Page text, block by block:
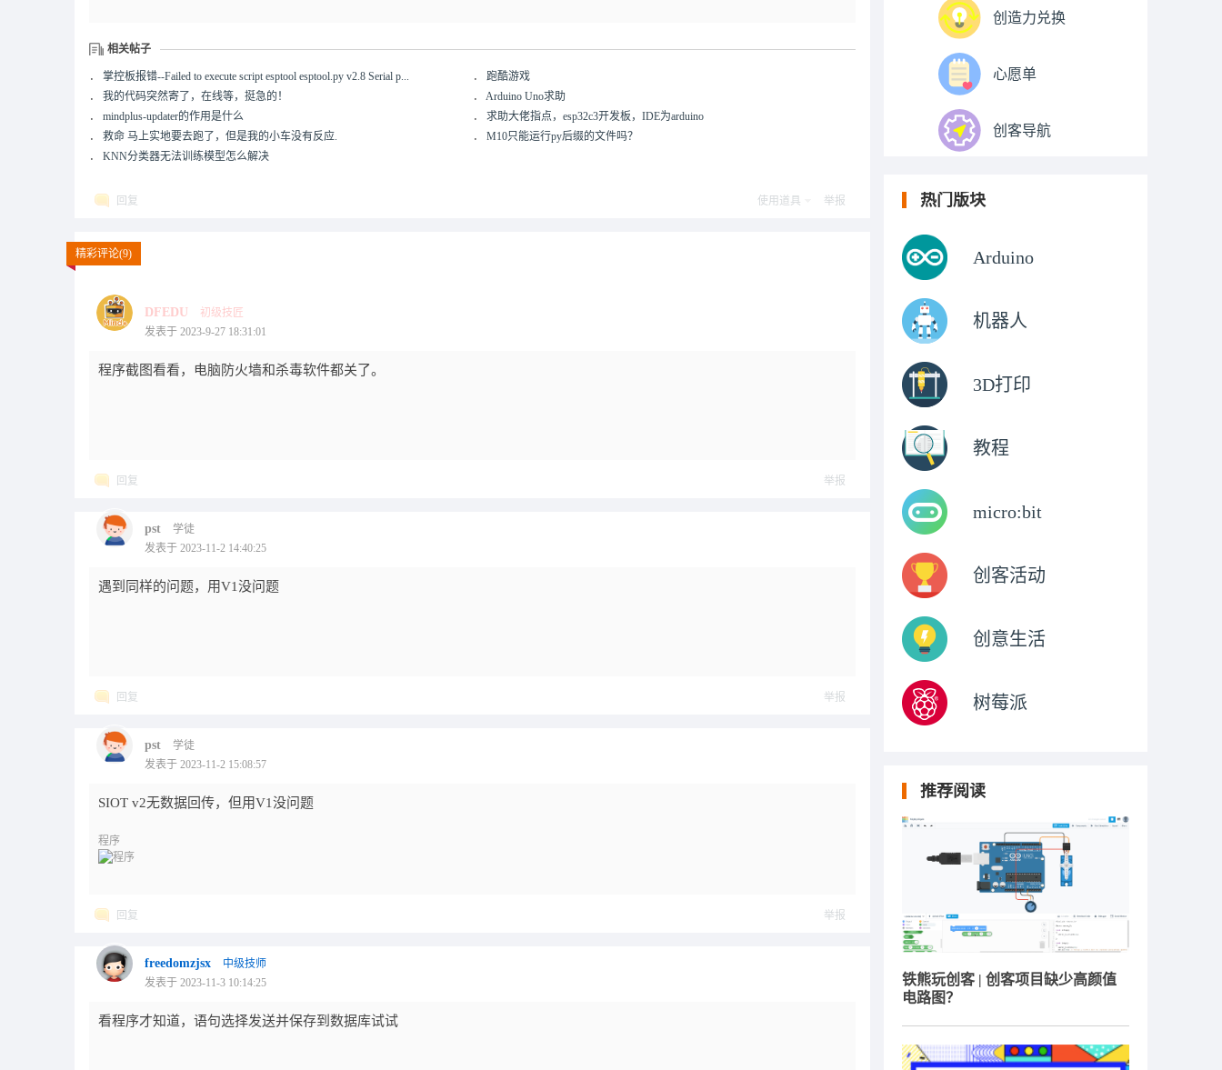
相关帖子
． 掌控板报错--Failed to execute script esptool esptool.py v2.8 Serial p... ． 跑酷游戏
． 我的代码突然寄了，在线等，挺急的！ ． Arduino Uno求助
． mindplus-updater的作用是什么 ． 求助大佬指点，esp32c3开发板，IDE为arduino
． 救命 马上实地要去跑了，但是我的小车没有反应. ． M10只能运行py后缀的文件吗？
． KNN分类器无法训练模型怎么解决
回复 使用道具 举报
精彩评论(9)
DFEDU
初级技匠
发表于 2023-9-27 18:31:01
程序截图看看，电脑防火墙和杀毒软件都关了。
回复 举报
pst
学徒
发表于 2023-11-2 14:40:25
遇到同样的问题，用V1没问题
回复 举报
pst
学徒
发表于 2023-11-2 15:08:57
SIOT v2无数据回传，但用V1没问题
程序
回复 举报
freedomzjsx
中级技师
发表于 2023-11-3 10:14:25
看程序才知道，语句选择发送并保存到数据库试试
创造力兑换
心愿单
创客导航
热门版块
Arduino
机器人
3D打印
教程
micro:bit
创客活动
创意生活
树莓派
推荐阅读
铁熊玩创客 | 创客项目缺少高颜值
电路图？